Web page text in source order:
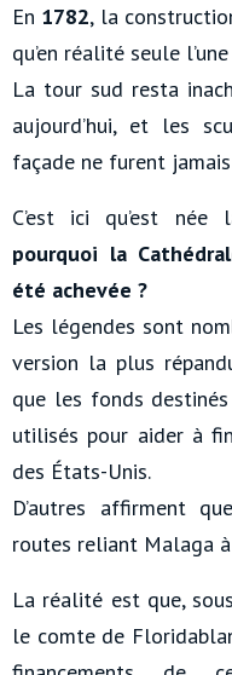
En 1782, la
qu’en réalité seule
La tour sud resta
aujourd’hui, et les
façade ne furent
C’est ici qu’est
pourquoi la
été achevée ?
Les légendes sont
version la plus
que les fonds
utilisés pour aider à
des États-Unis.
D’autres affirment
routes reliant Malaga
La réalité est que,
le comte de